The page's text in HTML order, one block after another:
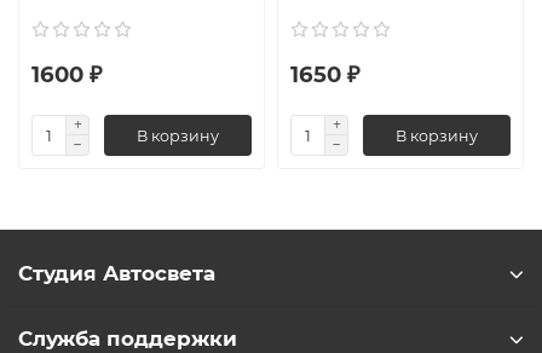
1600 ₽
В корзину
1650 ₽
В корзину
Студия Автосвета
Служба поддержки